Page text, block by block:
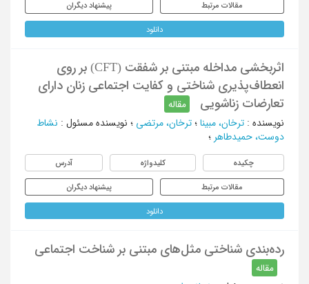
مقالات مرتبط پیشنهاد دیگران
دانلود
اثربخشی مداخله مبتنی بر شفقت (CFT) بر روی
انعطاف‌پذیری شناختی و کفایت اجتماعی زنان دارای
تعارضات زناشویی
مقاله
نویسنده : ترخان، مبینا ؛ ترخان، مرتضی ؛ نویسنده مسئول : نشاط
دوست، حمیدطاهر ؛
چکیده کلیدواژه آدرس
مقالات مرتبط پیشنهاد دیگران
دانلود
رده‌بندی شناختی مثل‌های مبتنی بر شناخت اجتماعی
مقاله